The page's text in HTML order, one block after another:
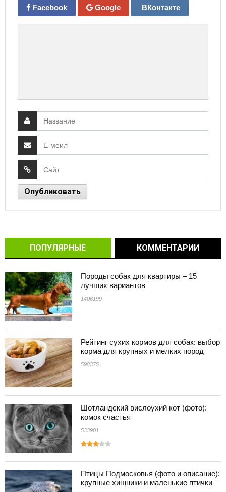
Facebook Google ВКонтакте
ПОПУЛЯРНЫЕ КОММЕНТАРИИ
Породы собак для квартиры – 15
лучших вариантов
1406199
Рейтинг сухих кормов для собак: выбор
корма для крупных и мелких пород
598375
Шотландский вислоухий кот (фото):
комок счастья
533901
Птицы Подмосковья (фото и описание):
крупные хищники и маленькие птички